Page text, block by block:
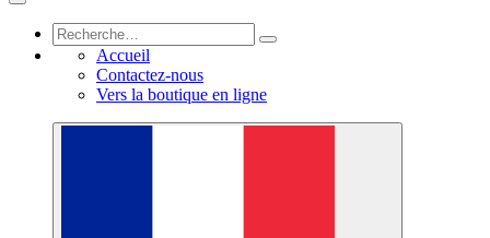
Accueil
Contactez-nous
Vers la boutique en ligne